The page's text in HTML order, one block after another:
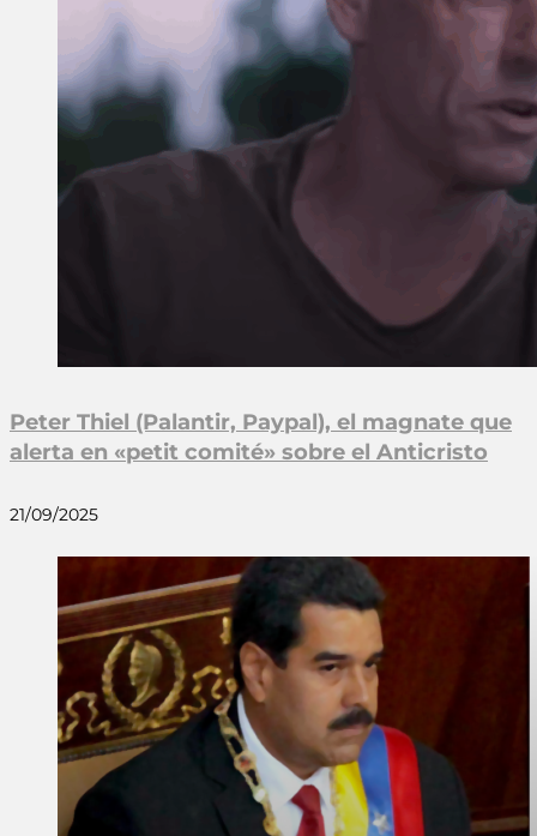
Peter Thiel (Palantir, Paypal), el magnate que
alerta en «petit comité» sobre el Anticristo
21/09/2025